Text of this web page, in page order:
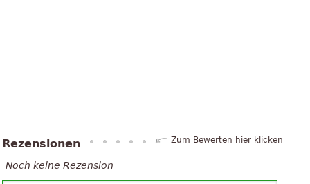
Rezensionen Zum Bewerten hier klicken
Noch keine Rezension